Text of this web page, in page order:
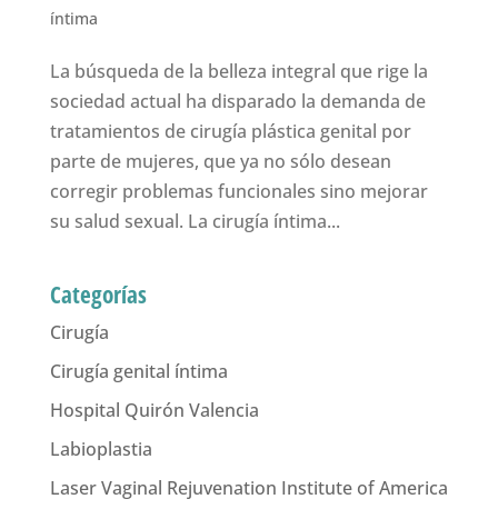
íntima
La búsqueda de la belleza integral que rige la
sociedad actual ha disparado la demanda de
tratamientos de cirugía plástica genital por
parte de mujeres, que ya no sólo desean
corregir problemas funcionales sino mejorar
su salud sexual. La cirugía íntima...
Categorías
Cirugía
Cirugía genital íntima
Hospital Quirón Valencia
Labioplastia
Laser Vaginal Rejuvenation Institute of America